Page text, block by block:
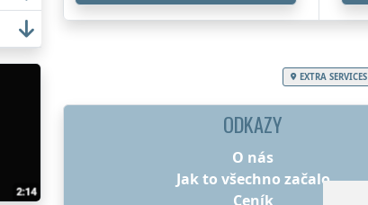
EXTRA SERVICES
ODKAZY
O nás
Jak to všechno začalo
Ceník